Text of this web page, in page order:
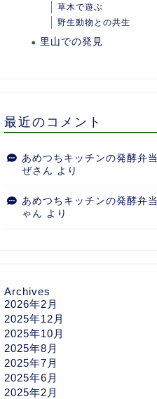
草木で遊ぶ
野生動物との共生
里山での発見
最近のコメント
あめつちキッチンの発酵弁当
ぜさん より
あめつちキッチンの発酵弁当
ゃん より
Archives
2026年2月
2025年12月
2025年10月
2025年8月
2025年7月
2025年6月
2025年2月